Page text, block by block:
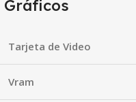
Gráficos
Tarjeta de Video
Vram